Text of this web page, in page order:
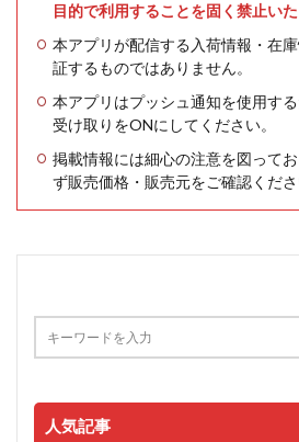
目的で利用することを固く禁止いた
本アプリが配信する入荷情報・在
証するものではありません。
本アプリはプッシュ通知を使用す
受け取りをONにしてください。
掲載情報には細心の注意を図って
ず販売価格・販売元をご確認くださ
人気記事